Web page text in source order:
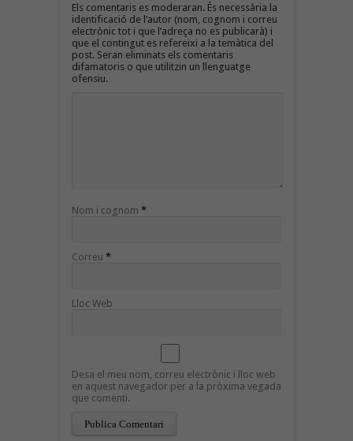
Els comentaris es moderaran. És necessària la
identificació de l’autor (nom, cognom i correu
electrònic tot i que l’adreça no es publicarà) i
que el contingut es refereixi a la temàtica del
post. Seran eliminats els comentaris
difamatoris o que utilitzin un llenguatge
ofensiu.
Nom i cognom *
Correu *
Lloc Web
Desa el meu nom, correu electrònic i lloc web
en aquest navegador per a la pròxima vegada
que comenti.